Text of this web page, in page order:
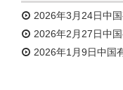
2026年3月24日中
2026年2月27日中
2026年1月9日中国